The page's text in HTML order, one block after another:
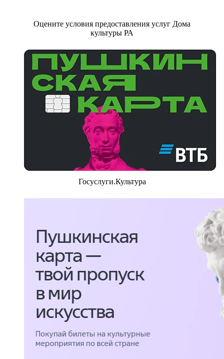
Оцените условия предоставления услуг Дома
культуры РА
Госуслуги.Культура